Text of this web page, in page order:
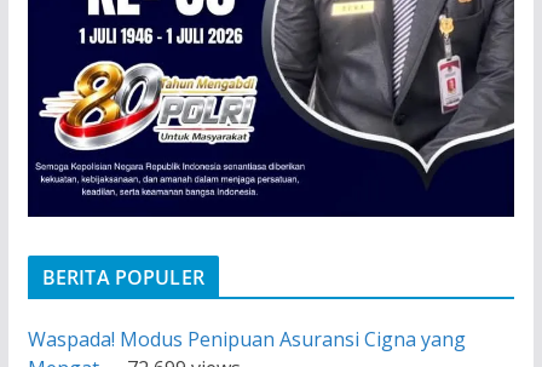
BERITA POPULER
Waspada! Modus Penipuan Asuransi Cigna yang